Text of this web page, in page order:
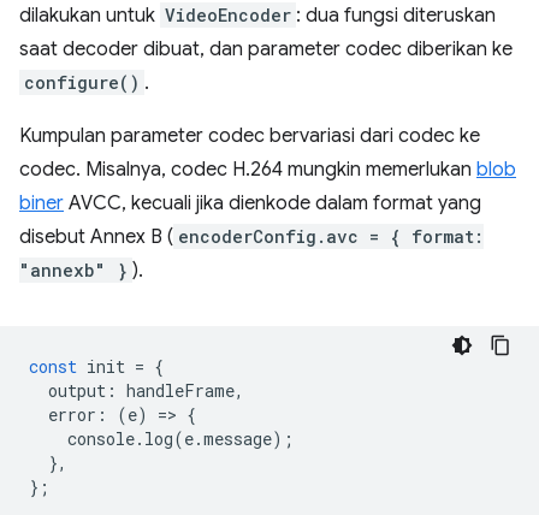
dilakukan untuk VideoEncoder : dua fungsi diteruskan
saat decoder dibuat, dan parameter codec diberikan ke
configure() .
Kumpulan parameter codec bervariasi dari codec ke
codec. Misalnya, codec H.264 mungkin memerlukan blob
biner AVCC, kecuali jika dienkode dalam format yang
disebut Annex B ( encoderConfig.avc = { format:
"annexb" } ).
const init = {
output : handleFrame,
error : (e) => {
console. log(e.message);
},
};